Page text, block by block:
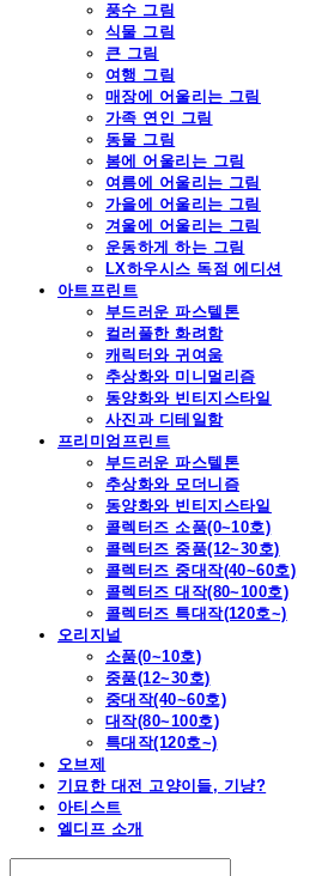
풍수 그림
식물 그림
큰 그림
여행 그림
매장에 어울리는 그림
가족 연인 그림
동물 그림
봄에 어울리는 그림
여름에 어울리는 그림
가을에 어울리는 그림
겨울에 어울리는 그림
운동하게 하는 그림
LX하우시스 독점 에디션
아트프린트
부드러운 파스텔톤
컬러풀한 화려함
캐릭터와 귀여움
추상화와 미니멀리즘
동양화와 빈티지스타일
사진과 디테일함
프리미엄프린트
부드러운 파스텔톤
추상화와 모더니즘
동양화와 빈티지스타일
콜렉터즈 소품(0~10호)
콜렉터즈 중품(12~30호)
콜렉터즈 중대작(40~60호)
콜렉터즈 대작(80~100호)
콜렉터즈 특대작(120호~)
오리지널
소품(0~10호)
중품(12~30호)
중대작(40~60호)
대작(80~100호)
특대작(120호~)
오브제
기묘한 대전 고양이들, 기냥?
아티스트
엘디프 소개